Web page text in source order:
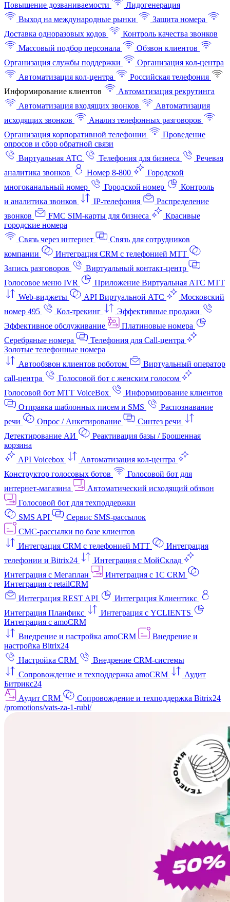
Повышение дозваниваемости
Лидогенерация
Выход на международные рынки
Защита номера
Доставка одноразовых кодов
Контроль качества звонков
Массовый подбор персонала
Обзвон клиентов
Организация службы поддержки
Организация кол-центра
Автоматизация кол-центра
Российская телефония
Информирование клиентов
Автоматизация рекрутинга
Автоматизация входящих звонков
Автоматизация
исходящих звонков
Анализ телефонных разговоров
Организация корпоративной телефонии
Проведение
опросов и сбор обратной связи
Виртуальная АТС
Телефония для бизнеса
Речевая
аналитика звонков
Номер 8-800
Городской
многоканальный номер
Городской номер
Контроль
и аналитика звонков
IP-телефония
Распределение
звонков
FMC SIM-карты для бизнеса
Красивые
городские номера
Связь через интернет
Связь для сотрудников
компании
Интеграция CRM с телефонией МТТ
Запись разговоров
Виртуальный контакт‑центр
Голосовое меню IVR
Приложение Виртуальная АТС МТТ
Web-виджеты
API Виртуальной АТС
Московский
номер 495
Кол-трекинг
Эффективные продажи
Эффективное обслуживание
Платиновые номера
Серебряные номера
Телефония для Call-центра
Золотые телефонные номера
Автообзвон клиентов роботом
Виртуальный оператор
call-центра
Голосовой бот с женским голосом
Голосовой бот МТТ VoiceBox
Информирование клиентов
Отправка шаблонных писем и SMS
Распознавание
речи
Опрос / Анкетирование
Синтез речи
Детектирование АИ
Реактивация базы / Брошенная
корзина
API Voicebox
Автоматизация кол‑центра
Конструктор голосовых ботов
Голосовой бот для
интернет‑магазина
Автоматический исходящий обзвон
Голосовой бот для техподдержки
SMS API
Сервис SMS-рассылок
СМС-рассылки по базе клиентов
Интеграция CRM с телефонией МТТ
Интеграция
телефонии и Bitrix24
Интеграция с МойСклад
Интеграция с Мегаплан
Интеграция с 1C CRM
Интеграция с retailCRM
Интеграция REST API
Интеграция Клиентикс
Интеграция Планфикс
Интеграция с YCLIENTS
Интеграция с amoCRM
Внедрение и настройка amoCRM
Внедрение и
настройка Bitrix24
Настройка CRM
Внедрение CRM-системы
Сопровождение и техподдержка amoCRM
Аудит
Битрикс24
Аудит CRM
Сопровождение и техподдержка Bitrix24
/promotions/vats-za-1-rubl/